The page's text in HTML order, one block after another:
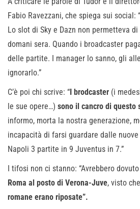
Fabio Ravezzani, che spiega sui social:
Lo slot di Sky e Dazn non permetteva
domani sera. Quando i broadcaster
delle partite. I manager lo sanno, gli
ignorarlo.”
C’è poi chi scrive: “I brodcaster (i
le sue opere…) sono il cancro di questo
informo, morta la nostra generazione,
incapacità di farsi guardare dalle
Napoli 3 partite in 9 Juventus in 7.”
I tifosi non ci stanno: “Avrebbero
Roma al posto di Verona-Juve, visto che
romane erano riposate”.